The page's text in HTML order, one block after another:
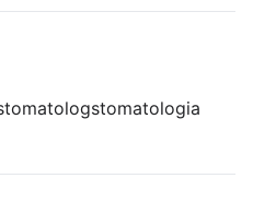
stomatologia